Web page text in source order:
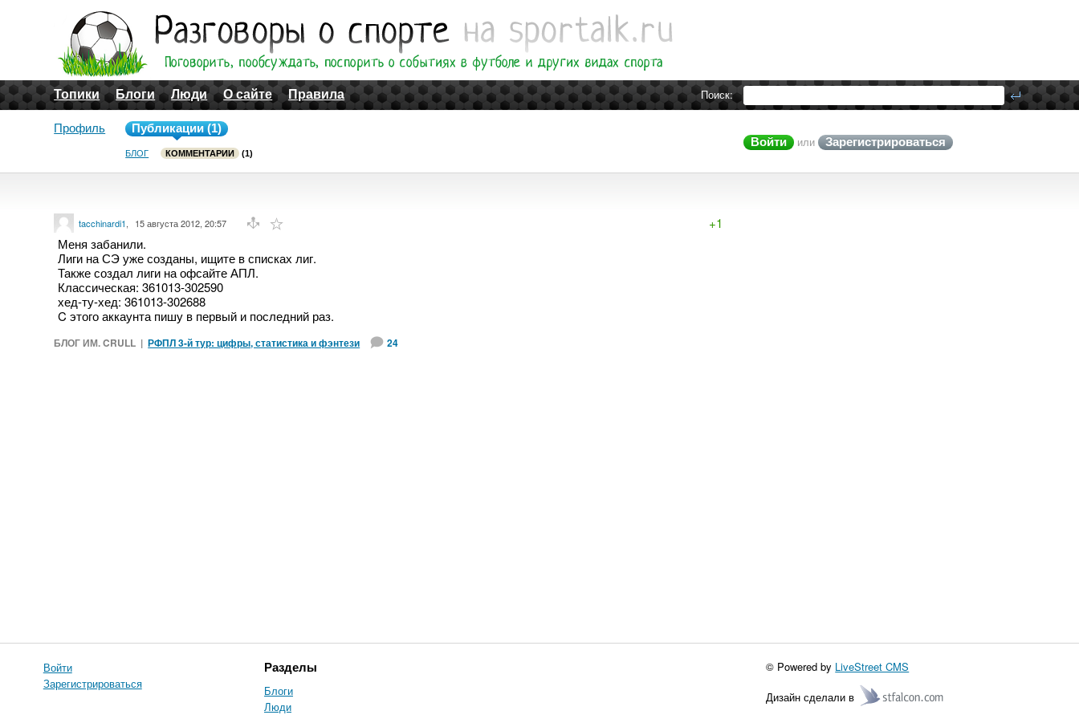
Поиск:
Топики Блоги Люди О сайте Правила
Войти или Зарегистрироваться
Профиль Публикации (1)
БЛОГ КОММЕНТАРИИ (1)
tacchinardi1, 15 августа 2012, 20:57
+1
Меня забанили.
Лиги на СЭ уже созданы, ищите в списках лиг.
Также создал лиги на офсайте АПЛ.
Классическая: 361013-302590
хед-ту-хед: 361013-302688
C этого аккаунта пишу в первый и последний раз.
БЛОГ ИМ. CRULL |РФПЛ 3-й тур: цифры, статистика и фэнтези 24
© Powered by LiveStreet CMS
Дизайн сделали в
Войти
Зарегистрироваться
Разделы
Блоги
Люди